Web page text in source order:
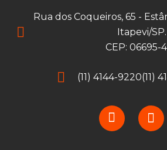
Rua dos Coqueiros, 65 -
Itapevi/SP.
CEP: 06695-
(11) 4144-9220(11)